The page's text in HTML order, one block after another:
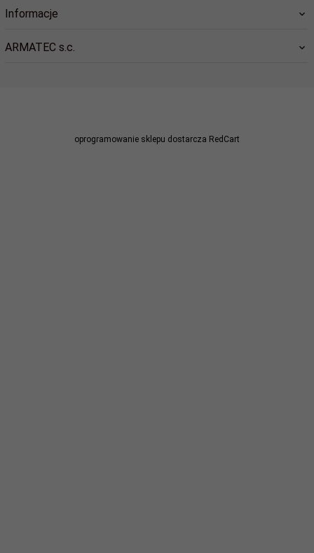
Informacje
ARMATEC s.c.
oprogramowanie sklepu dostarcza RedCart